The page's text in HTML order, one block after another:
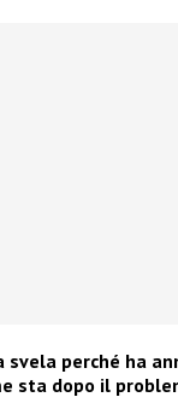
svela perché ha
sta dopo il